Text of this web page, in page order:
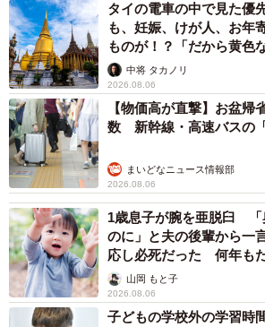
験や反省を元にした著書「10年目で0.8
道：とある地方医の表の顔と裏の顔（C
梓。Amazon、楽天市場にて発売中です
https://twitter.com/RyosukeKowatari/
596353
これはお願いになるのですが、外来で…
ずっと前に出してもらったことのある
った塗り薬が欲しい！
と言ってくるのは勘弁して下さい🥹
タイの電車の中で見た
も、妊娠、けが人、お
ものが！？「だから黄色
中将 タカノリ
2026.08.06
【物価高が直撃】お盆帰
数 新幹線・高速バスの
まいどなニュース情報部
2026.08.06
1歳息子が腕を亜脱臼 「
のに」と夫の後輩から
応し必死だった 何年も
出し…山岡 もと子
2026.08.06
子どもの学校外の学習時